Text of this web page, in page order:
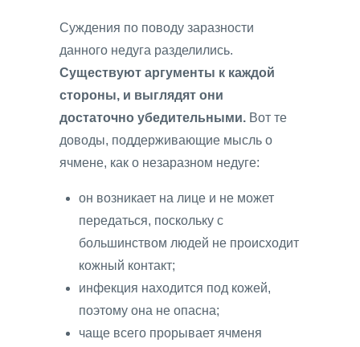
Суждения по поводу заразности
данного недуга разделились.
Существуют аргументы к каждой
стороны, и выглядят они
достаточно убедительными. Вот те
доводы, поддерживающие мысль о
ячмене, как о незаразном недуге:
он возникает на лице и не может
передаться, поскольку с
большинством людей не происходит
кожный контакт;
инфекция находится под кожей,
поэтому она не опасна;
чаще всего прорывает ячменя